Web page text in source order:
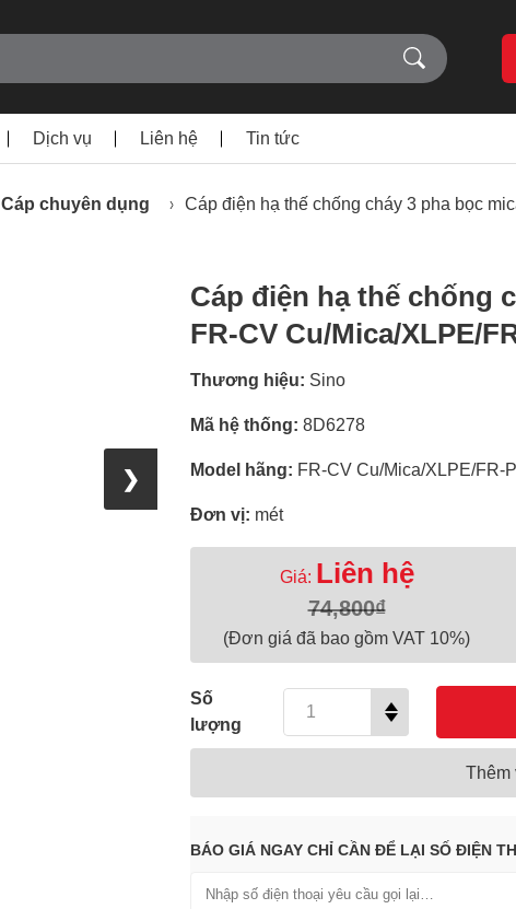
Dịch vụ Liên hệ Tin tức
Cáp chuyên dụng
Cáp điện hạ thế chống cháy 3 pha bọc
❯
Cáp điện hạ thế chống
FR-CV Cu/Mica/XLPE/
Thương hiệu: Sino
Mã hệ thống: 8D6278
Model hãng: FR-CV Cu/Mica/XLPE/FR-
Đơn vị: mét
Giá: Liên hệ
74,800₫
(Đơn giá đã bao gồm VAT 10%)
Số
lượng
Thêm
BÁO GIÁ NGAY CHỈ CẦN ĐỂ LẠI SỐ ĐIỆN